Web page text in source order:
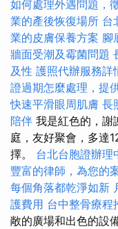
如何處理外遇問題，
業的產後恢復場所 台
業的皮膚保養方案 腳
牆面受潮及霉菌問題
及性 護照代辦服務詳
證過期怎麼處理，提
快速平滑眼周肌膚 長
陪伴 我是紅色的，謝
庭，友好聚會，多達
擇。 台北台胞證辦理
豐富的律師，為您的
每個角落都乾淨如新
護費用 台中整骨療程
敞的廣場和出色的設